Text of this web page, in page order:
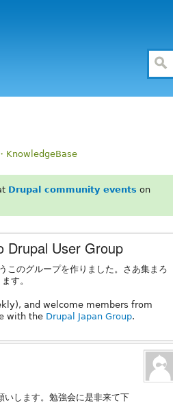
KnowledgeBase
Drupal community events on
User Group
このグループを作りました。さあ集まろ
す。
and welcome members from
with the Drupal Japan Group.
いします。勉強会に是非来て下